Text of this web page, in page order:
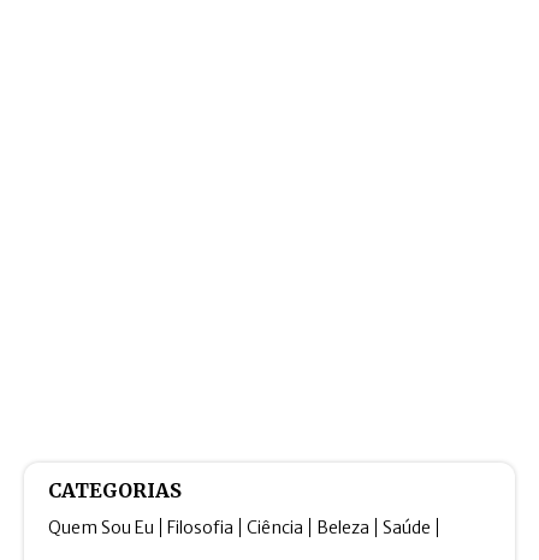
CATEGORIAS
Quem Sou Eu Filosofia Ciência Beleza Saúde